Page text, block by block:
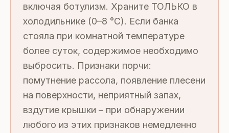
включая ботулизм. Храните ТОЛЬКО в
холодильнике (0–8 °C). Если банка
стояла при комнатной температуре
более суток, содержимое необходимо
выбросить. Признаки порчи:
помутнение рассола, появление плесени
на поверхности, неприятный запах,
вздутие крышки – при обнаружении
любого из этих признаков немедленно